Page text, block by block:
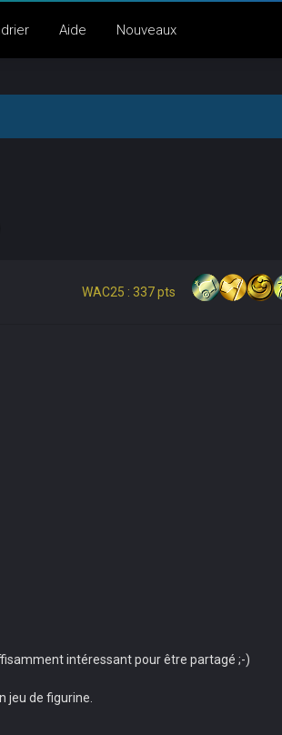
Aide Nouveaux
WAC25 : 337 pts
intéressant pour être partagé ;-)
jeu de figurine.